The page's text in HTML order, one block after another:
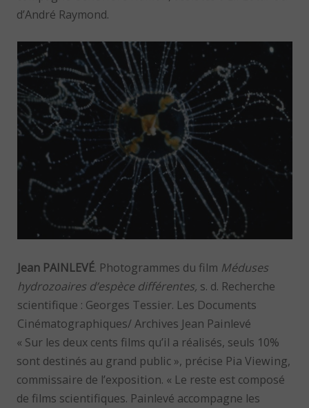
d’André Raymond.
Jean PAINLEVÉ. Photogrammes du film Méduses
hydrozoaires d’espèce différentes, s. d. Recherche
scientifique : Georges Tessier. Les Documents
Cinématographiques/ Archives Jean Painlevé
« Sur les deux cents films qu’il a réalisés, seuls 10%
sont destinés au grand public », précise Pia Viewing,
commissaire de l’exposition. « Le reste est composé
de films scientifiques. Painlevé accompagne les